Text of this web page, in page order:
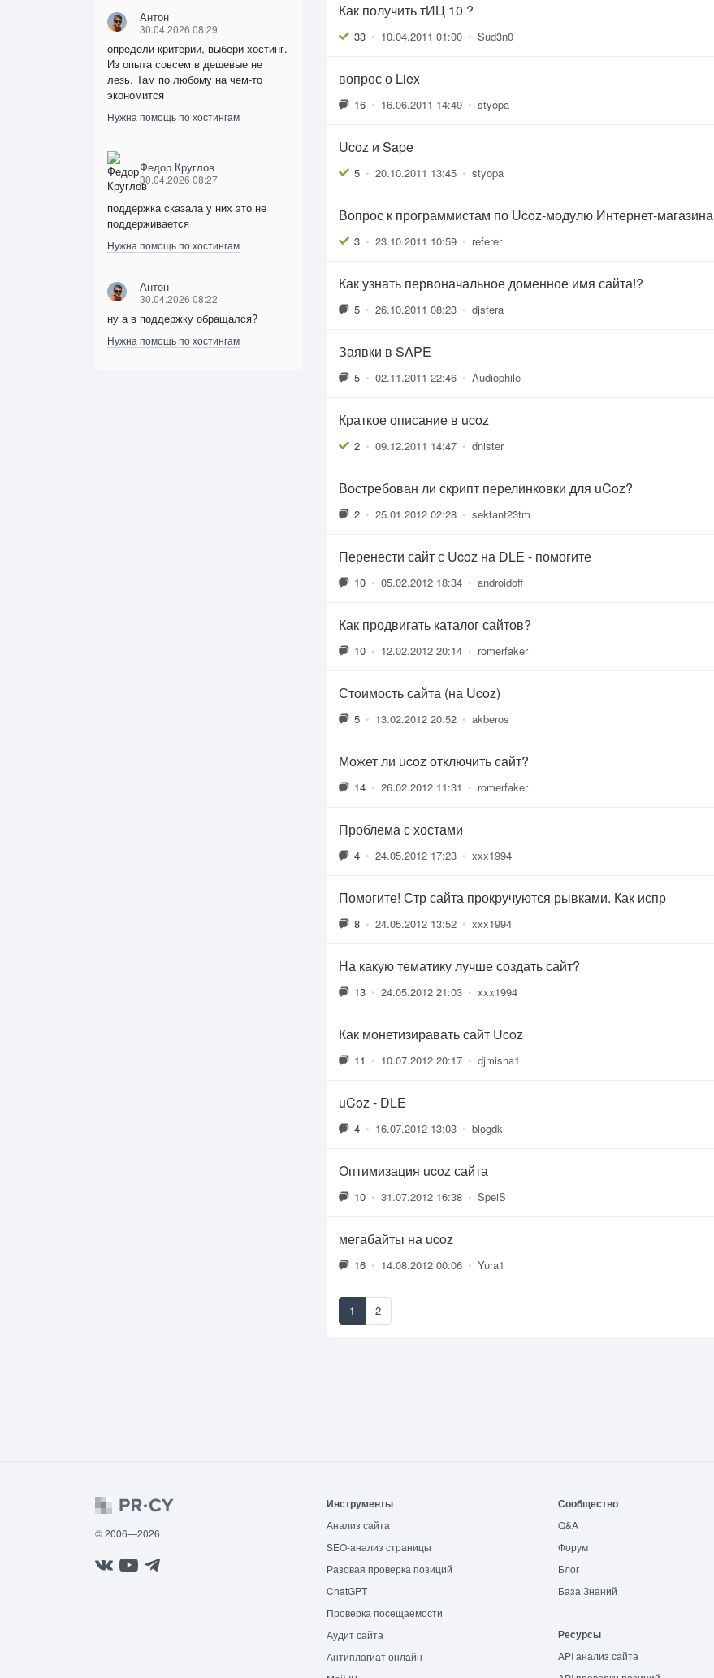
Антон
30.04.2026 08:29
определи критерии, выбери хостинг.
Из опыта совсем в дешевые не
лезь. Там по любому на чем-то
экономится
Нужна помощь по хостингам
Федор Круглов
30.04.2026 08:27
поддержка сказала у них это не
поддерживается
Нужна помощь по хостингам
Антон
30.04.2026 08:22
ну а в поддержку обращался?
Нужна помощь по хостингам
Как получить тИЦ 10 ?
33 • 10.04.2011 01:00 • Sud3n0
вопрос о Liex
16 • 16.06.2011 14:49 • styopa
Ucoz и Sape
5 • 20.10.2011 13:45 • styopa
Вопрос к программистам по Ucoz-модулю Интернет-магазина
3 • 23.10.2011 10:59 • referer
Как узнать первоначальное доменное имя сайта!?
5 • 26.10.2011 08:23 • djsfera
Заявки в SAPE
5 • 02.11.2011 22:46 • Audiophile
Краткое описание в ucoz
2 • 09.12.2011 14:47 • dnister
Востребован ли скрипт перелинковки для uCoz?
2 • 25.01.2012 02:28 • sektant23tm
Перенести сайт с Ucoz на DLE - помогите
10 • 05.02.2012 18:34 • androidoff
Как продвигать каталог сайтов?
10 • 12.02.2012 20:14 • romerfaker
Стоимость сайта (на Ucoz)
5 • 13.02.2012 20:52 • akberos
Может ли ucoz отключить сайт?
14 • 26.02.2012 11:31 • romerfaker
Проблема с хостами
4 • 24.05.2012 17:23 • xxx1994
Помогите! Стр сайта прокручуются рывками. Как испр
8 • 24.05.2012 13:52 • xxx1994
На какую тематику лучше создать сайт?
13 • 24.05.2012 21:03 • xxx1994
Как монетизиравать сайт Ucoz
11 • 10.07.2012 20:17 • djmisha1
uCoz - DLE
4 • 16.07.2012 13:03 • blogdk
Оптимизация ucoz сайта
10 • 31.07.2012 16:38 • SpeiS
мегабайты на ucoz
16 • 14.08.2012 00:06 • Yura1
1 2
© 2006—2026
Инструменты
Анализ сайта
SEO-анализ страницы
Разовая проверка позиций
ChatGPT
Проверка посещаемости
Аудит сайта
Антиплагиат онлайн
Сообщество
Q&A
Форум
Блог
База Знаний
Ресурсы
API анализ сайта